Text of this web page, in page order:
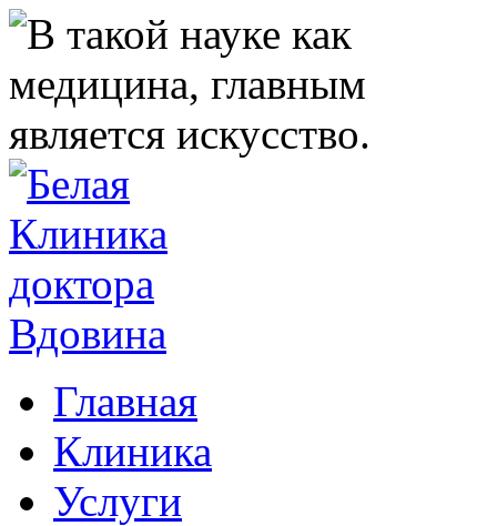
Главная
Клиника
Услуги